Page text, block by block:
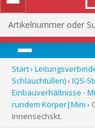
Suchen
nach:
Menü
Start›
Schlauchtüllen)› IQS-
Einbauverhältnisse -
rundem Körper|Mini ›
Innensechskt.